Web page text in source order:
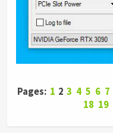
Pages: 1 2 3 4 5 6 7
18 19